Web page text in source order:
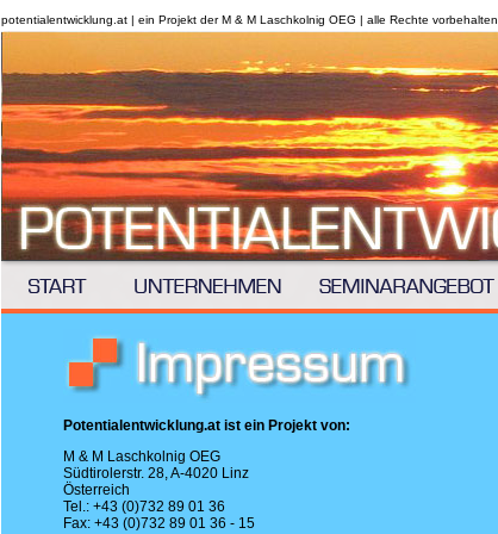
potentialentwicklung.at | ein Projekt der M & M Laschkolnig OEG | alle Rechte vorbehalten.
Potentialentwicklung.at ist ein Projekt von:
M & M Laschkolnig OEG
Südtirolerstr. 28, A-4020 Linz
Österreich
Tel.: +43 (0)732 89 01 36
Fax: +43 (0)732 89 01 36 - 15